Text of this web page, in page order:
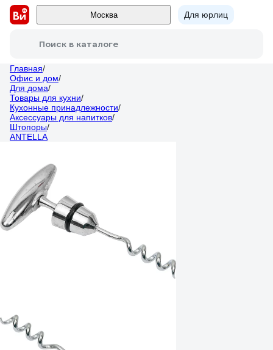
Москва Для юрлиц
Поиск в каталоге
Главная/
Офис и дом/
Для дома/
Товары для кухни/
Кухонные принадлежности/
Аксессуары для напитков/
Штопоры/
ANTELLA